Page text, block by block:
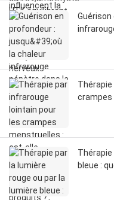
crampes
Thérapie
bleue :